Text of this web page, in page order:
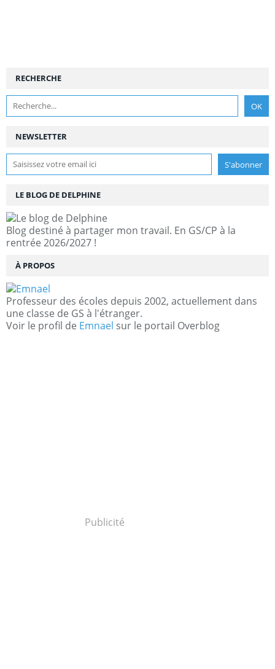
NEWSLETTER
RECHERCHE
LE BLOG DE DELPHINE
Blog destiné à partager mon travail. En GS/CP à la
rentrée 2026/2027 !
À PROPOS
Professeur des écoles depuis 2002, actuellement dans
une classe de GS à l'étranger.
Voir le profil de Emnael sur le portail Overblog
Publicité